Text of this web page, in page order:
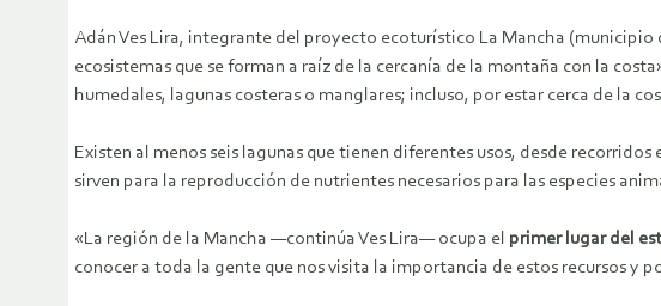
Adán Ves Lira, integrante del proyecto ecoturístico La Mancha
ecosistemas que se forman a raíz de la cercanía de la montaña con la
humedales, lagunas costeras o manglares; incluso, por estar cerca de la
Existen al menos seis lagunas que tienen diferentes usos, desde
sirven para la reproducción de nutrientes necesarios para las especies
«La región de la Mancha —continúa Ves Lira— ocupa el primer lugar del
conocer a toda la gente que nos visita la importancia de estos recursos y